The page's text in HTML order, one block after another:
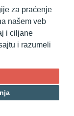
za praćenje
našem veb
i ciljane
i razumeli
vozila
vozila.
na svakih 10K
vozilo)